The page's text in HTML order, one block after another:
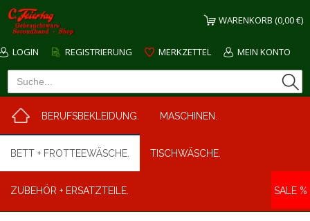
LOGIN REGISTRIERUNG MERKZETTEL MEIN KONTO
WARENKORB (0,00 €)
BERUFSBEKLEIDUNG. MASCHINEN.
BETT + FROTTEEWÄSCHE. TISCHWÄSCHE.
ZUBEHÖR + ERSATZTEILE. SALE %